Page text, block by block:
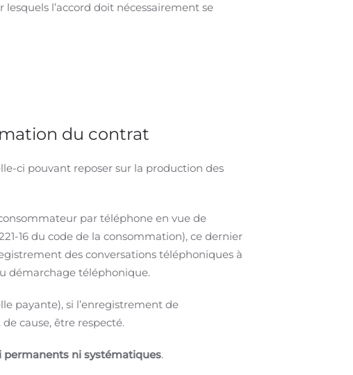
l’accord doit nécessairement se
du contrat
ci pouvant reposer sur la production des
par téléphone en vue de
16 du code de la consommation), ce dernier
des conversations téléphoniques à
démarchage téléphonique.
payante), si l’enregistrement de
cause, être respecté.
permanents ni systématiques.